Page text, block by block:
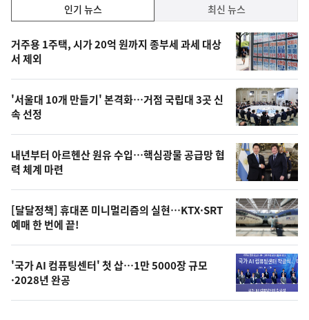
기,
최
신,
오
늘
의
영
상
오
늘
의
사
진
인기 뉴스 최신 뉴스
기
뉴
스
거주용 1주택, 시가 20억 원까지 종부세 과세 대상
서 제외
'서울대 10개 만들기' 본격화…거점 국립대 3곳 신
속 선정
내년부터 아르헨산 원유 수입…핵심광물 공급망 협
력 체계 마련
[달달정책] 휴대폰 미니멀리즘의 실현…KTX·SRT
예매 한 번에 끝!
'국가 AI 컴퓨팅센터' 첫 삽…1만 5000장 규모
·2028년 완공